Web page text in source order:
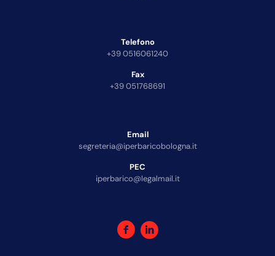
Telefono
+39 0516061240
Fax
+39 051768691
Email
segreteria@iperbaricobologna.it
PEC
iperbarico@legalmail.it